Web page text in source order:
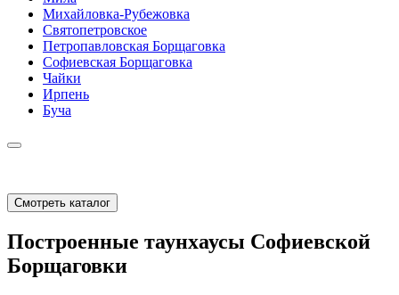
Михайловка-Рубежовка
Святопетровское
Петропавловская Борщаговка
Софиевская Борщаговка
Чайки
Ирпень
Буча
Смотреть каталог
Построенные таунхаусы Софиевской
Борщаговки